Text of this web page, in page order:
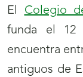
El Colegio
funda el 12
encuentra
antiguos de